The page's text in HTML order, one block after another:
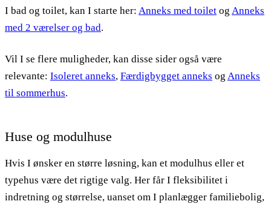
I bad og toilet, kan I starte her: Anneks med toilet og Anneks
med 2 værelser og bad.
Vil I se flere muligheder, kan disse sider også være
relevante: Isoleret anneks, Færdigbygget anneks og Anneks
til sommerhus.
Huse og modulhuse
Hvis I ønsker en større løsning, kan et modulhus eller et
typehus være det rigtige valg. Her får I fleksibilitet i
indretning og størrelse, uanset om I planlægger familiebolig,